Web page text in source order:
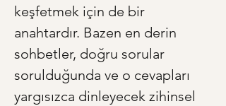
keşfetmek için de bir
anahtardır. Bazen en derin
sohbetler, doğru sorular
sorulduğunda ve o cevapları
yargısızca dinleyecek zihinsel